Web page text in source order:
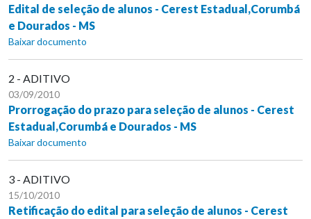
Edital de seleção de alunos - Cerest Estadual,Corumbá
e Dourados - MS
Baixar documento
2 - ADITIVO
03/09/2010
Prorrogação do prazo para seleção de alunos - Cerest
Estadual,Corumbá e Dourados - MS
Baixar documento
3 - ADITIVO
15/10/2010
Retificação do edital para seleção de alunos - Cerest